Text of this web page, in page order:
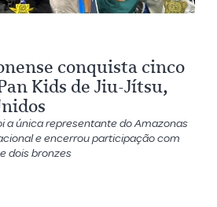
conquista cinco
Kids de Jiu-Jítsu,
a única representante do Amazonas
e encerrou participação com
dois bronzes